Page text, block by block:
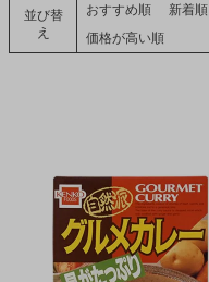
並び替
え
おすすめ順 新着順
価格が高い順